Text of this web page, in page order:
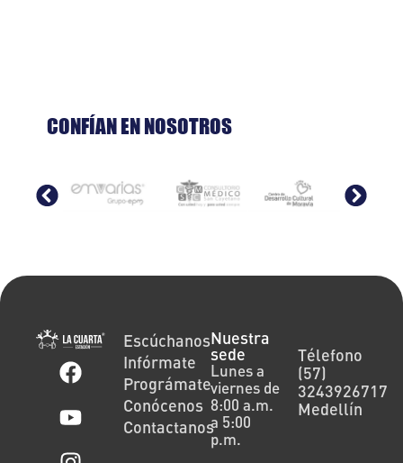
CONFÍAN EN NOSOTROS
Escúchanos
Infórmate
Prográmate
Conócenos
Contactanos
Nuestra
sede
Lunes a
viernes de
8:00 a.m.
a 5:00
p.m.
Télefono
(57)
3243926717
Medellín